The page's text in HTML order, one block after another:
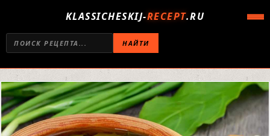
KLASSICHESKIJ-RECEPT.RU
НАЙТИ